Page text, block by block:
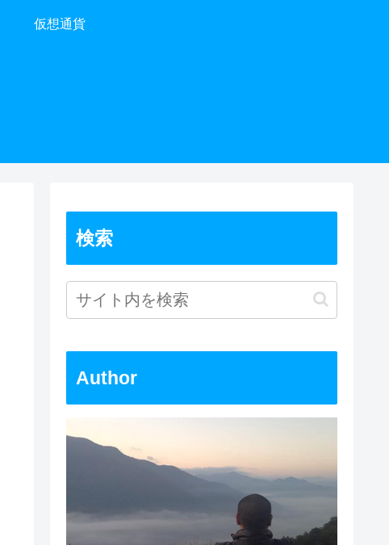
仮想通貨
検索
Author